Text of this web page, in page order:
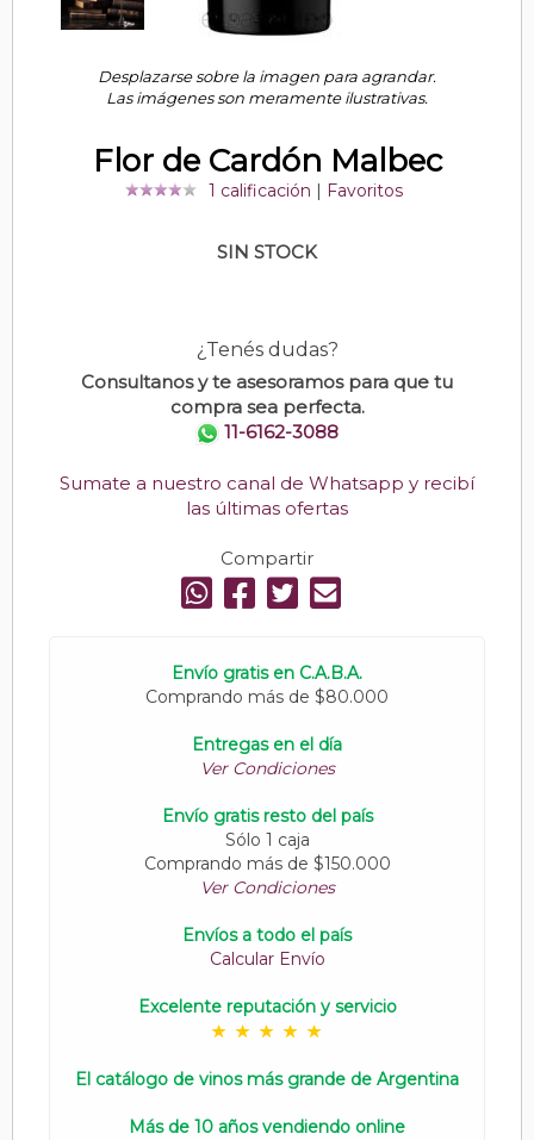
Desplazarse sobre la imagen para agrandar.
Las imágenes son meramente ilustrativas.
Flor de Cardón Malbec
1 calificación Favoritos
SIN STOCK
¿Tenés dudas?
Consultanos y te asesoramos para que tu
compra sea perfecta.
11-6162-3088
Sumate a nuestro canal de Whatsapp y recibí
las últimas ofertas
Compartir
Envío gratis en C.A.B.A.
Comprando más de $80.000
Entregas en el día
Ver Condiciones
Envío gratis resto del país
Sólo 1 caja
Comprando más de $150.000
Ver Condiciones
Envíos a todo el país
Calcular Envío
Excelente reputación y servicio
El catálogo de vinos más grande de Argentina
Más de 10 años vendiendo online